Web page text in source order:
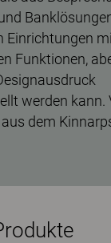
Einrichtungen
Funktionen,
werden kann.
dem